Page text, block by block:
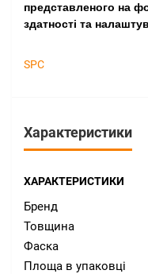
представленого на
здатності та
SPC
Характеристики
ХАРАКТЕРИСТИКИ
Бренд
Товщина
Фаска
Площа в упаковці